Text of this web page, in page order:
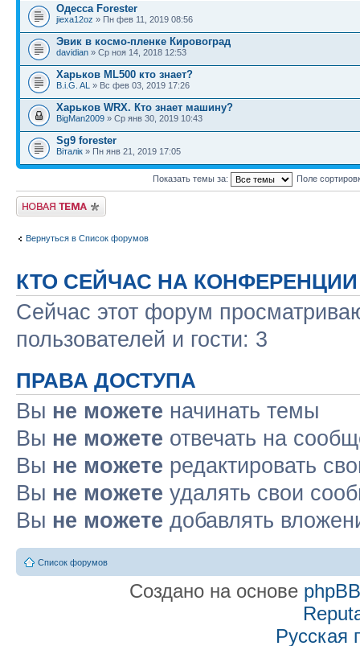
Одесса Forester
jiexa12oz » Пн фев 11, 2019 08:56
Эвик в космо-пленке Кировоград
davidian » Ср ноя 14, 2018 12:53
Харьков ML500 кто знает?
B.i.G. AL » Вс фев 03, 2019 17:26
Харьков WRX. Кто знает машину?
BigMan2009 » Ср янв 30, 2019 10:43
Sg9 forester
Віталік » Пн янв 21, 2019 17:05
Показать темы за: Поле
Новая тема
Вернуться в Список форумов
КТО СЕЙЧАС НА КОНФЕРЕНЦИИ
Сейчас этот форум
пользователей и гости: 3
ПРАВА ДОСТУПА
Вы не можете начинать темы
Вы не можете отвечать на
Вы не можете редактировать
Вы не можете удалять свои
Вы не можете добавлять
Список форумов
Создано на основе phpBB
Русская